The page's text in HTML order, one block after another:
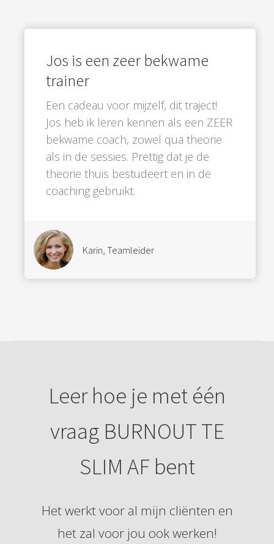
Jos is een zeer bekwame
trainer
Een cadeau voor mijzelf, dit traject!
Jos heb ik leren kennen als een ZEER
bekwame coach, zowel qua theorie
als in de sessies. Prettig dat je de
theorie thuis bestudeert en in de
coaching gebruikt.
Karin, Teamleider
Leer hoe je met één
vraag BURNOUT TE
SLIM AF bent
Het werkt voor al mijn cliënten en
het zal voor jou ook werken!